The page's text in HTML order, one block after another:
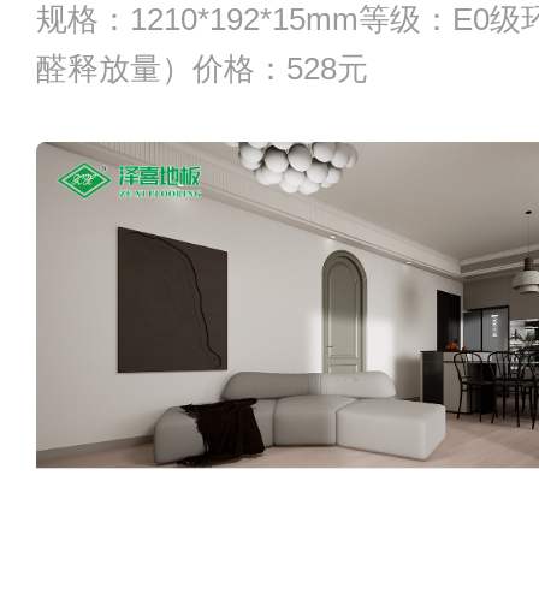
规格：1210*192*15mm等级：E0级
醛释放量）价格：528元